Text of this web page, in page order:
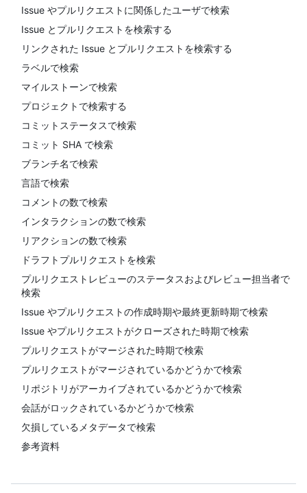
Issue やプルリクエストに関係したユーザで検索
Issue とプルリクエストを検索する
リンクされた Issue とプルリクエストを検索する
ラベルで検索
マイルストーンで検索
プロジェクトで検索する
コミットステータスで検索
コミット SHA で検索
ブランチ名で検索
言語で検索
コメントの数で検索
インタラクションの数で検索
リアクションの数で検索
ドラフトプルリクエストを検索
プルリクエストレビューのステータスおよびレビュー担当者で
検索
Issue やプルリクエストの作成時期や最終更新時期で検索
Issue やプルリクエストがクローズされた時期で検索
プルリクエストがマージされた時期で検索
プルリクエストがマージされているかどうかで検索
リポジトリがアーカイブされているかどうかで検索
会話がロックされているかどうかで検索
欠損しているメタデータで検索
参考資料